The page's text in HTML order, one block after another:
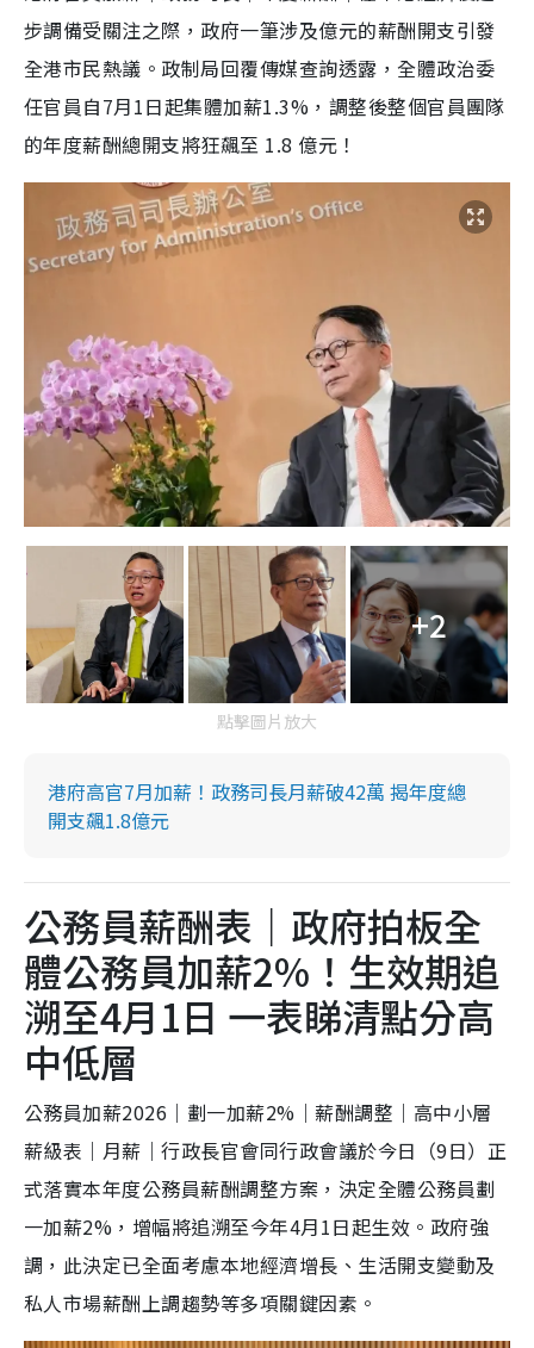
步調備受關注之際，政府一筆涉及億元的薪酬開支引發
全港市民熱議。政制局回覆傳媒查詢透露，全體政治委
任官員自7月1日起集體加薪1.3%，調整後整個官員團隊
的年度薪酬總開支將狂飆至 1.8 億元！
+2
點擊圖片放大
港府高官7月加薪！政務司長月薪破42萬 揭年度總
開支飆1.8億元
公務員薪酬表｜政府拍板全
體公務員加薪2%！生效期追
溯至4月1日 一表睇清點分高
中低層
公務員加薪2026｜劃一加薪2%｜薪酬調整｜高中小層
薪級表｜月薪｜行政長官會同行政會議於今日（9日）正
式落實本年度公務員薪酬調整方案，決定全體公務員劃
一加薪2%，增幅將追溯至今年4月1日起生效。政府強
調，此決定已全面考慮本地經濟增長、生活開支變動及
私人市場薪酬上調趨勢等多項關鍵因素。